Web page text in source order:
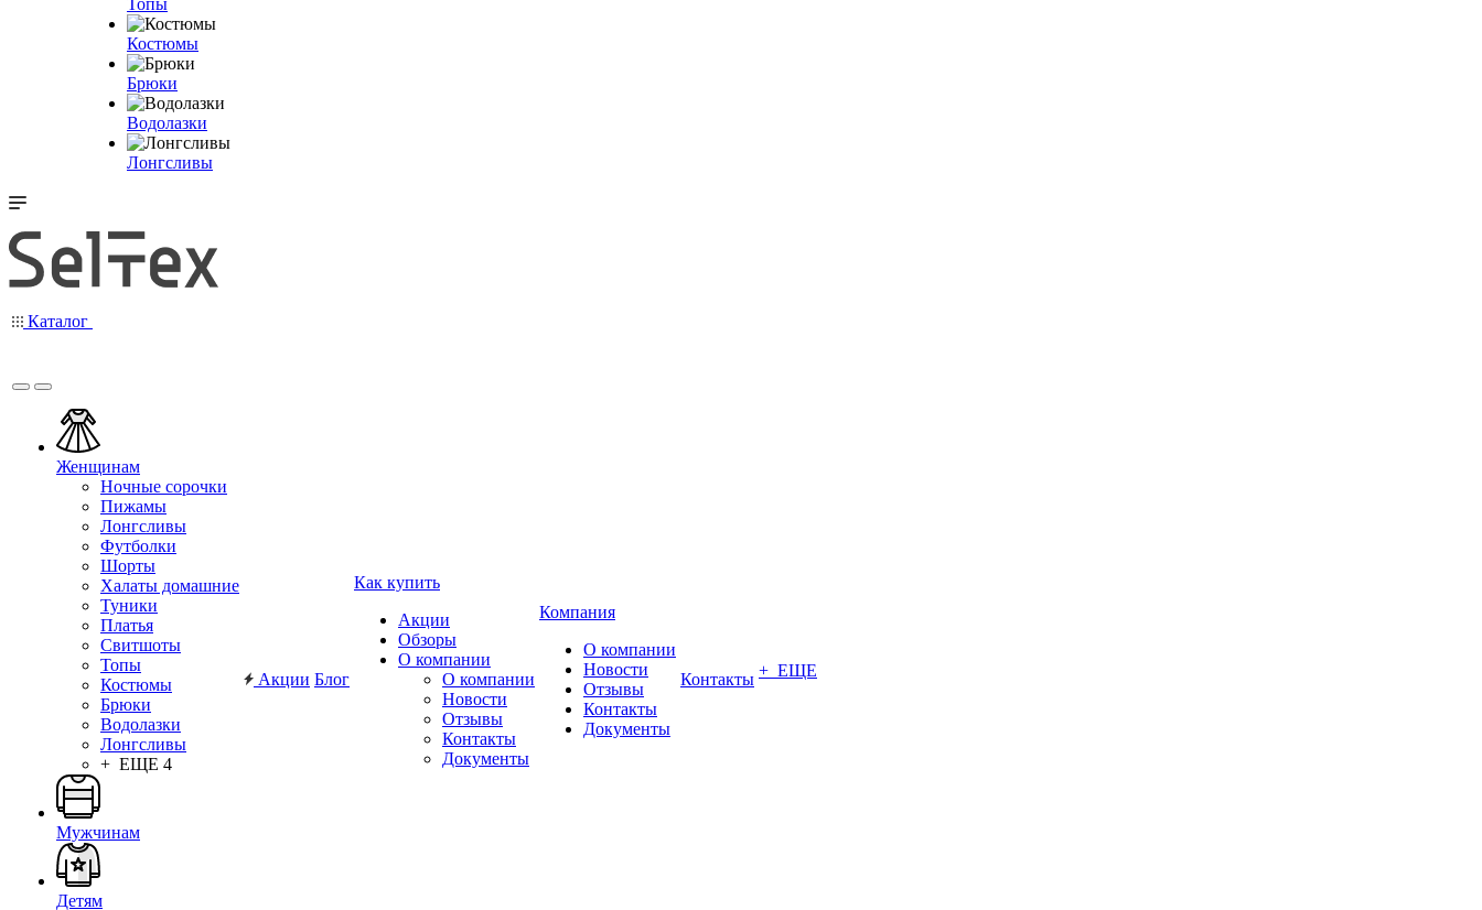
Топы
Костюмы
Брюки
Водолазки
Лонгсливы
Каталог
Женщинам
Ночные сорочки
Пижамы
Лонгсливы
Футболки
Шорты
Халаты домашние
Туники
Платья
Свитшоты
Топы
Костюмы
Брюки
Водолазки
Лонгсливы
+ ЕЩЕ 4
Мужчинам
Детям
Акции Блог
Как купить
Акции
Обзоры
О компании
О компании
Новости
Отзывы
Контакты
Документы
Компания
О компании
Новости
Отзывы
Контакты
Документы
Контакты + ЕЩЕ